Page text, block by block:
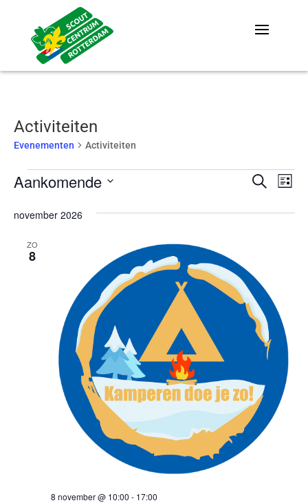
Activiteiten
Evenementen Activiteiten
Evenementen
en
Zoeken
Lijst
Aankomende
een
november 2026
ZO
8
8 november @ 10:00 - 17:00